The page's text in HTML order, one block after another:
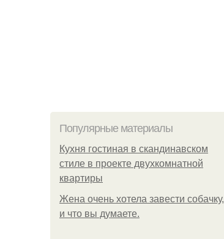
Популярные материалы
Кухня гостиная в скандинавском
стиле в проекте двухкомнатной
квартиры
Жена очень хотела завести собачку,
и что вы думаете.